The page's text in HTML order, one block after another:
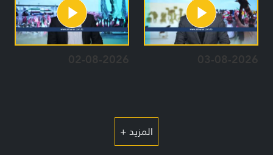
03-08-2026
02-08-2026
المزيد +